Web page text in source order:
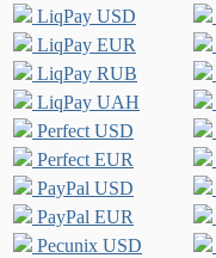
LiqPay USD
LiqPay EUR
LiqPay RUB
LiqPay UAH
Perfect USD
Perfect EUR
PayPal USD
PayPal EUR
Pecunix USD